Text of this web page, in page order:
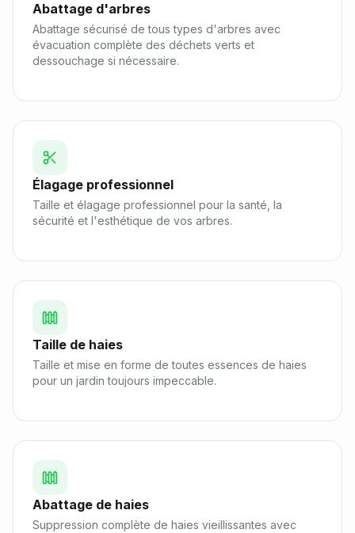
Abattage d'arbres
Abattage sécurisé de tous types d'arbres avec
évacuation complète des déchets verts et
dessouchage si nécessaire.
Élagage professionnel
Taille et élagage professionnel pour la santé, la
sécurité et l'esthétique de vos arbres.
Taille de haies
Taille et mise en forme de toutes essences de haies
pour un jardin toujours impeccable.
Abattage de haies
Suppression complète de haies vieillissantes avec